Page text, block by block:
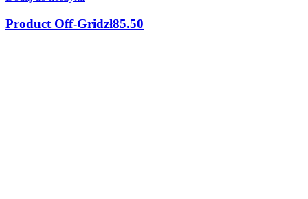
Product Off-Gridzł85.50